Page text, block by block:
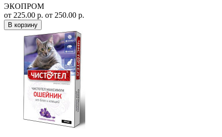
ЭКОПРОМ
от 225.00 р. от 250.00 р.
В корзину